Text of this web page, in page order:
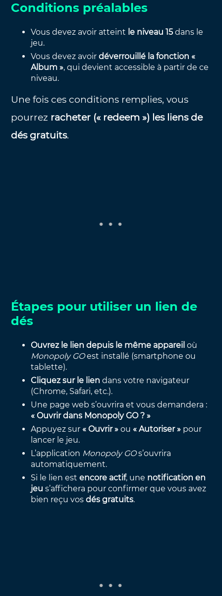
Conditions préalables
Vous devez avoir atteint le niveau 15 dans le
jeu.
Vous devez avoirdéverrouillé la fonction «
Album », qui devient accessible à partir de ce
niveau.
Une fois ces conditions remplies, vous
pourrez racheter (« redeem ») les liens de
dés gratuits.
Étapes pour utiliser un lien de
dés
Ouvrez le lien depuis le même appareil où
Monopoly GOest installé (smartphone ou
tablette).
Cliquez sur le lien dans votre navigateur
(Chrome, Safari, etc.).
Une page web s’ouvrira et vous demandera :
« Ouvrir dans Monopoly GO ? »
Appuyez sur« Ouvrir » ou« Autoriser » pour
lancer le jeu.
L’application Monopoly GOs’ouvrira
automatiquement.
Si le lien estencore actif, une notification en
jeu s’affichera pour confirmer que vous avez
bien reçu vosdés gratuits.